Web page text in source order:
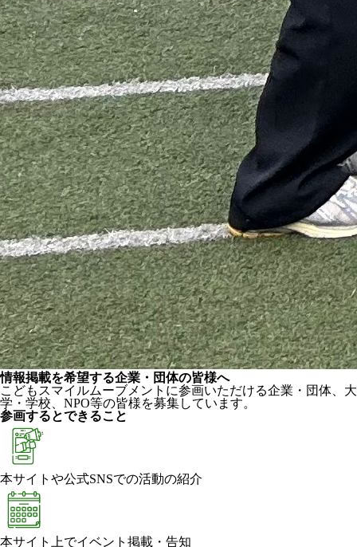
情報掲載を希望する企業・団体の皆様へ
こどもスマイルムーブメントに参画いただける企業・団体、大
学・学校、NPO等の皆様を募集しています。
参画するとできること
本サイトや公式SNSでの活動の紹介
本サイト上でイベント掲載・告知